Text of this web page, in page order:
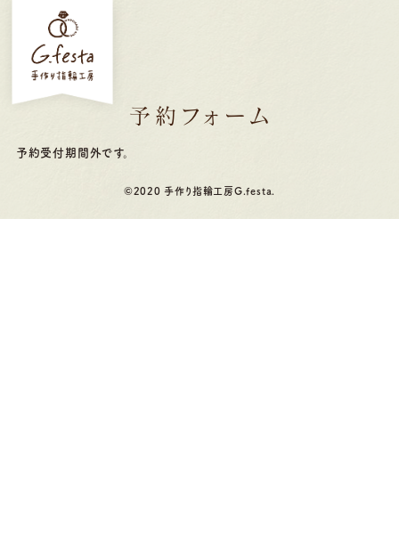
予約フォーム
予約受付期間外です。
©2020 手作り指輪工房G.festa.